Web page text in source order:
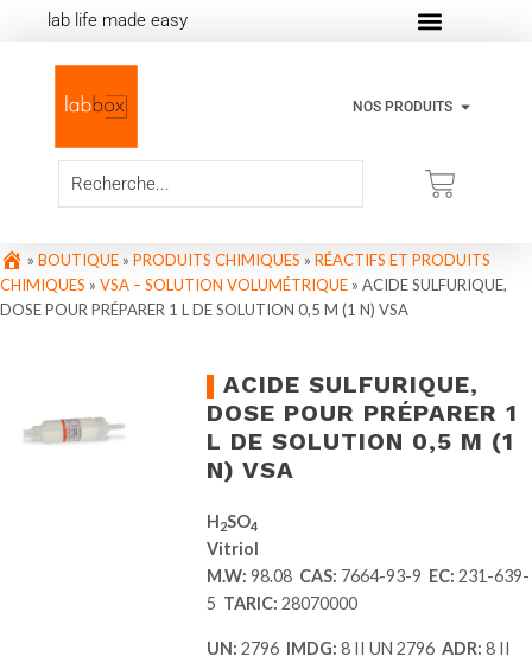
lab life made easy
NOS PRODUITS
» BOUTIQUE » PRODUITS CHIMIQUES » RÉACTIFS ET PRODUITS
CHIMIQUES » VSA – SOLUTION VOLUMÉTRIQUE » ACIDE SULFURIQUE,
DOSE POUR PRÉPARER 1 L DE SOLUTION 0,5 M (1 N) VSA
ACIDE SULFURIQUE,
DOSE POUR PRÉPARER 1
L DE SOLUTION 0,5 M (1
N) VSA
H 2SO4
Vitriol
M.W:98.08 CAS: 7664-93-9 EC:231-639-
5 TARIC:28070000
UN:2796 IMDG:8 II UN 2796ADR:8 II